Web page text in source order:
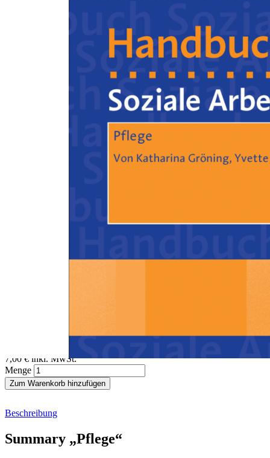
Katharina Gröning, Yvette Yardley
7,00 € inkl. MwSt.
Menge
Zum Warenkorb hinzufügen
Beschreibung
Summary „Pflege“